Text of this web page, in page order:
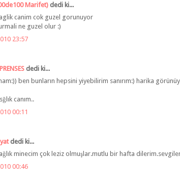
Marifet) dedi ki...
canim cok guzel gorunuyor
ne guzel olur :)
23:57
dedi ki...
ben bunların hepsini yiyebilirim sanırım:) harika
canım..
00:11
dedi ki...
minecim çok leziz olmuşlar.mutlu bir hafta
00:46